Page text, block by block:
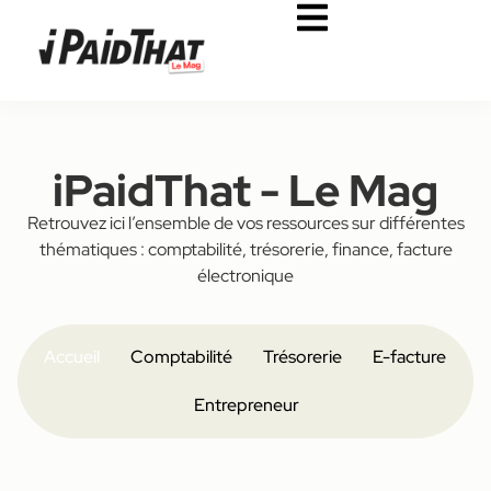
iPaidThat - Le Mag
Retrouvez ici l’ensemble de vos ressources sur différentes
thématiques : comptabilité, trésorerie, finance, facture
électronique
Accueil Comptabilité Trésorerie E-facture
Entrepreneur